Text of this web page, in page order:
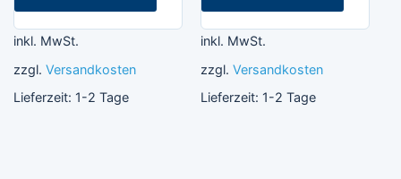
inkl. MwSt.
zzgl. Versandkosten
Lieferzeit: 1-2 Tage
inkl. MwSt.
zzgl. Versandkosten
Lieferzeit: 1-2 Tage